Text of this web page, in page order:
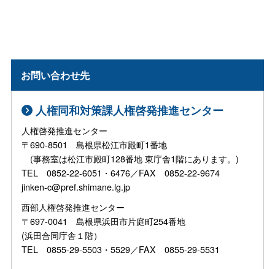
お問い合わせ先
人権同和対策課人権啓発推進センター
人権啓発推進センター
〒690-8501 島根県松江市殿町1番地
(事務室は松江市殿町128番地 東庁舎1階にあります。)
TEL 0852-22-6051・6476／FAX 0852-22-9674
jinken-c@pref.shimane.lg.jp
西部人権啓発推進センター
〒697-0041 島根県浜田市片庭町254番地
(浜田合同庁舎１階）
TEL 0855-29-5503・5529／FAX 0855-29-5531